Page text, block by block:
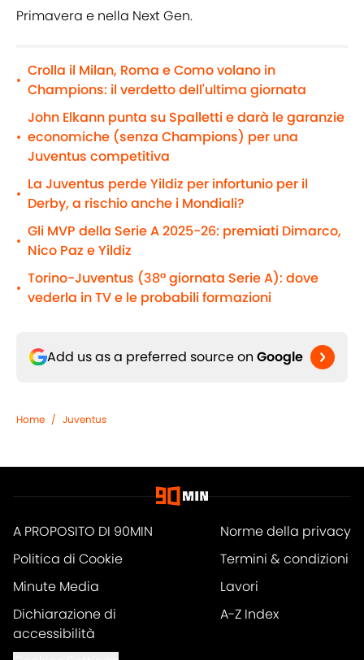
Primavera e nella Next Gen.
•
Crolla il Milan, Roma e Como volano in
Champions: il verdetto dell'ultima giornata
•
John Elkann punta su Spalletti e darà le garanzie
economiche (senza Champions) per una
Juventus competitiva
•
La Juventus perde Yildiz per infortunio per il
Derby, a rischio anche i Mondiali?
•
Gli MVP della Serie A 2025-26: premiati Dimarco,
Nico Paz e Yildiz
•
Torino-Juventus (38ª giornata Serie A): dove
vederla in TV e le probabili formazioni
Add us as a preferred source on Google
Home / Juventus
A PROPOSITO DI 90MIN
Norme della privacy
Politica di Cookie
Termini & condizioni
Minute Media
Lavori
Dichiarazione di
accessibilità
A-Z Index